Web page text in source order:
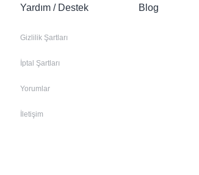
Yardım / Destek
Gizlilik Şartları
İptal Şartları
Yorumlar
İletişim
Blog